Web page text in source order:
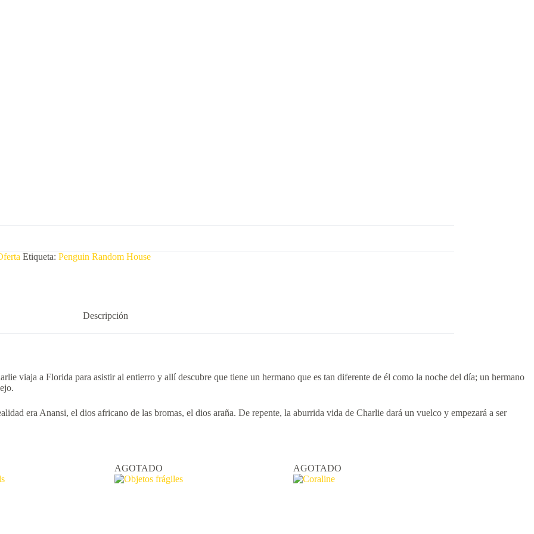
Etiqueta: Penguin Random House
Descripción
viaja a Florida para asistir al entierro y allí descubre que tiene un hermano que es tan diferente de él como la noche del día; un hermano
era Anansi, el dios africano de las bromas, el dios araña. De repente, la aburrida vida de Charlie dará un vuelco y empezará a ser
AGOTADO AGOTADO